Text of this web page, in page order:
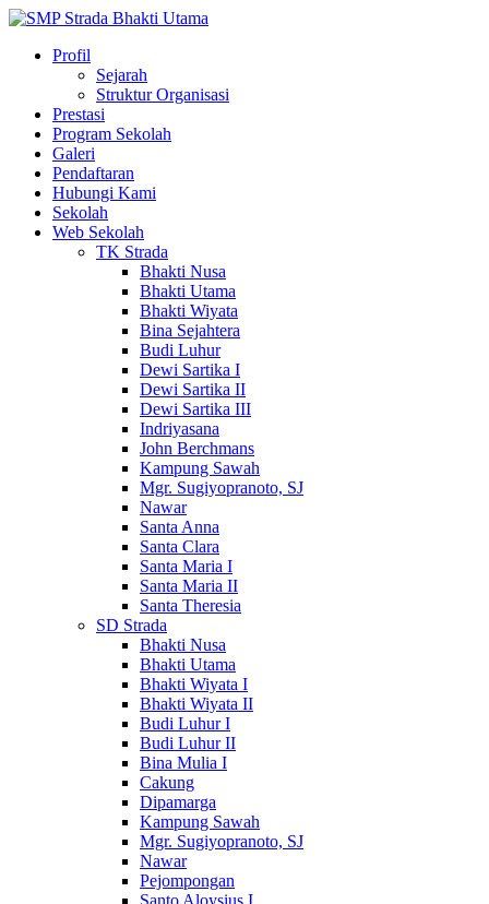
Profil
Sejarah
Struktur Organisasi
Prestasi
Program Sekolah
Galeri
Pendaftaran
Hubungi Kami
Sekolah
Web Sekolah
TK Strada
Bhakti Nusa
Bhakti Utama
Bhakti Wiyata
Bina Sejahtera
Budi Luhur
Dewi Sartika I
Dewi Sartika II
Dewi Sartika III
Indriyasana
John Berchmans
Kampung Sawah
Mgr. Sugiyopranoto, SJ
Nawar
Santa Anna
Santa Clara
Santa Maria I
Santa Maria II
Santa Theresia
SD Strada
Bhakti Nusa
Bhakti Utama
Bhakti Wiyata I
Bhakti Wiyata II
Budi Luhur I
Budi Luhur II
Bina Mulia I
Cakung
Dipamarga
Kampung Sawah
Mgr. Sugiyopranoto, SJ
Nawar
Pejompongan
Santo Aloysius I